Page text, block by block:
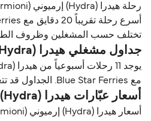
تختلف حسب المشغلين وظروف
جداول مشغلي هيدرا (Hydra) إرميوني (Ermioni)
مع Blue Star Ferries. الجداول قد تتغير حسب الموسم.
أسعار عبّارات هيدرا (Hydra) إرميوني (Ermioni)